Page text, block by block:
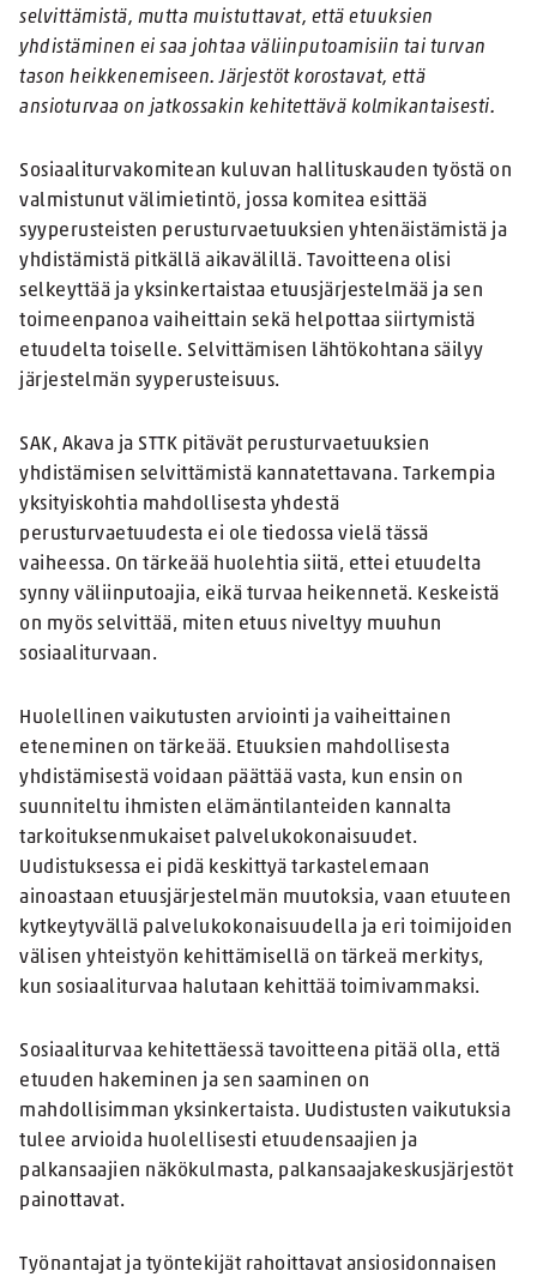
selvittämistä, mutta muistuttavat, että etuuksien
yhdistäminen ei saa johtaa väliinputoamisiin tai turvan
tason heikkenemiseen. Järjestöt korostavat, että
ansioturvaa on jatkossakin kehitettävä kolmikantaisesti.
Sosiaaliturvakomitean kuluvan hallituskauden työstä on
valmistunut välimietintö, jossa komitea esittää
syyperusteisten perusturvaetuuksien yhtenäistämistä ja
yhdistämistä pitkällä aikavälillä. Tavoitteena olisi
selkeyttää ja yksinkertaistaa etuusjärjestelmää ja sen
toimeenpanoa vaiheittain sekä helpottaa siirtymistä
etuudelta toiselle. Selvittämisen lähtökohtana säilyy
järjestelmän syyperusteisuus.
SAK, Akava ja STTK pitävät perusturvaetuuksien
yhdistämisen selvittämistä kannatettavana. Tarkempia
yksityiskohtia mahdollisesta yhdestä
perusturvaetuudesta ei ole tiedossa vielä tässä
vaiheessa. On tärkeää huolehtia siitä, ettei etuudelta
synny väliinputoajia, eikä turvaa heikennetä. Keskeistä
on myös selvittää, miten etuus niveltyy muuhun
sosiaaliturvaan.
Huolellinen vaikutusten arviointi ja vaiheittainen
eteneminen on tärkeää. Etuuksien mahdollisesta
yhdistämisestä voidaan päättää vasta, kun ensin on
suunniteltu ihmisten elämäntilanteiden kannalta
tarkoituksenmukaiset palvelukokonaisuudet.
Uudistuksessa ei pidä keskittyä tarkastelemaan
ainoastaan etuusjärjestelmän muutoksia, vaan etuuteen
kytkeytyvällä palvelukokonaisuudella ja eri toimijoiden
välisen yhteistyön kehittämisellä on tärkeä merkitys,
kun sosiaaliturvaa halutaan kehittää toimivammaksi.
Sosiaaliturvaa kehitettäessä tavoitteena pitää olla, että
etuuden hakeminen ja sen saaminen on
mahdollisimman yksinkertaista. Uudistusten vaikutuksia
tulee arvioida huolellisesti etuudensaajien ja
palkansaajien näkökulmasta, palkansaajakeskusjärjestöt
painottavat.
Työnantajat ja työntekijät rahoittavat ansiosidonnaisen